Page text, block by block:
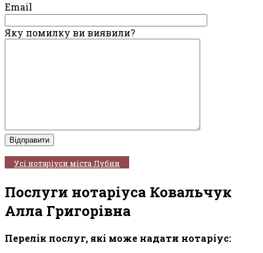
Email
Яку помилку ви виявили?
Усі нотаріуси міста Лубни
Послуги нотаріуса Ковальчук
Алла Григорівна
Перелік послуг, які може надати нотаріус: